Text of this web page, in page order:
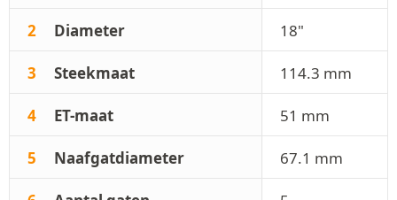
2 Diameter 18"
3 Steekmaat 114.3 mm
4 ET-maat 51 mm
5 Naafgatdiameter 67.1 mm